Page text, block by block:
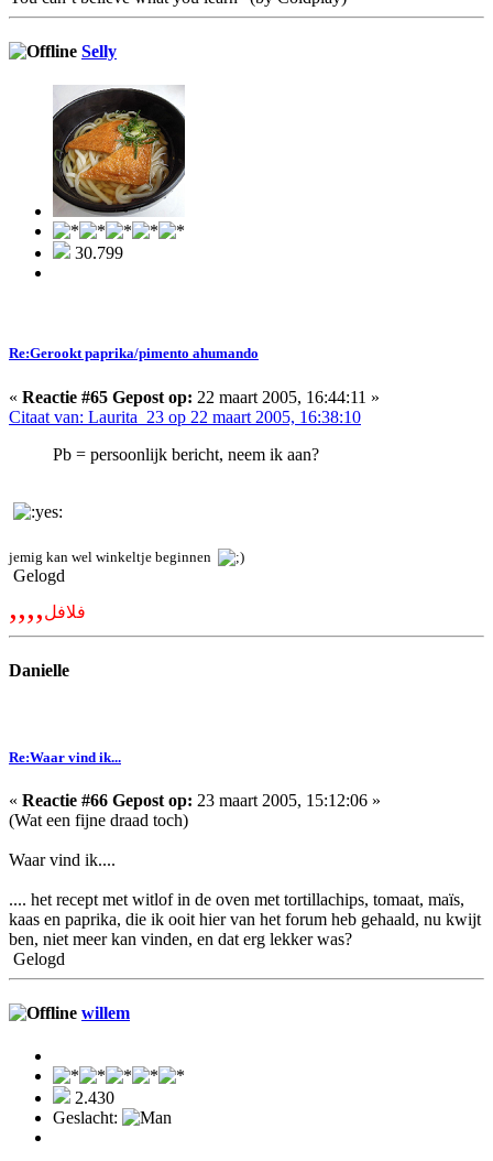
Selly
30.799
Re:Gerookt paprika/pimento ahumando
« Reactie #65 Gepost op: 22 maart 2005, 16:44:11 »
Citaat van: Laurita_23 op 22 maart 2005, 16:38:10
Pb = persoonlijk bericht, neem ik aan?
jemig kan wel winkeltje beginnen
Gelogd
,,,,فلافل
Danielle
Re:Waar vind ik...
« Reactie #66 Gepost op: 23 maart 2005, 15:12:06 »
(Wat een fijne draad toch)
Waar vind ik....
.... het recept met witlof in de oven met tortillachips, tomaat, maïs,
kaas en paprika, die ik ooit hier van het forum heb gehaald, nu kwijt
ben, niet meer kan vinden, en dat erg lekker was?
Gelogd
willem
2.430
Geslacht: